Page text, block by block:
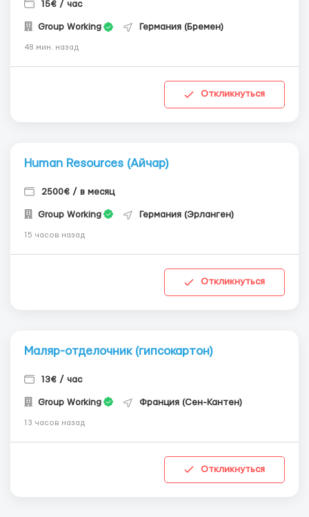
15€ / час
Group Working Германия (Бремен)
48 мин. назад
Откликнуться
Human Resources (Айчар)
2500€ / в месяц
Group Working Германия (Эрланген)
15 часов назад
Откликнуться
Маляр-отделочник (гипсокартон)
13€ / час
Group Working Франция (Сен-Кантен)
13 часов назад
Откликнуться